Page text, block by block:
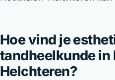
Hoe vind je
tandheelkunde in
Helchteren?